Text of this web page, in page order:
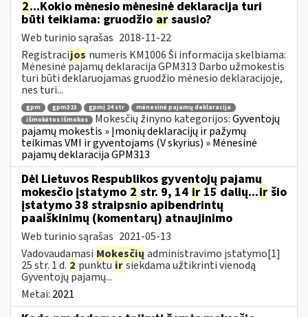
2...Kokio mėnesio mėnesinė deklaracija turi
būti teikiama: gruodžio ar sausio?
Web turinio sąrašas 2018-11-22
Registracijos numeris KM1006 Ši informacija skelbiama:
Mėnesinė pajamų deklaracija GPM313 Darbo užmokestis
turi būti deklaruojamas gruodžio mėnesio deklaracijoje,
nes turi...
gpm gpm313 gpmį 24 str
mėnesinė pajamų deklaracija
išmokėtos išmokos
Mokesčių žinyno kategorijos:Gyventojų
pajamų mokestis » Įmonių deklaracijų ir pažymų
teikimas VMI ir gyventojams (V skyrius) » Mėnesinė
pajamų deklaracija GPM313
Dėl Lietuvos Respublikos gyventojų pajamų
mokesčio įstatymo 2 str. 9, 14 ir 15 dalių...ir šio
įstatymo 38 straipsnio apibendrintų
paaiškinimų (komentarų) atnaujinimo
Web turinio sąrašas 2021-05-13
Vadovaudamasi Mokesčių administravimo įstatymo[1]
25 str. 1 d. 2 punktuirsiekdama užtikrinti vienodą
Gyventojų pajamų...
Metai: 2021